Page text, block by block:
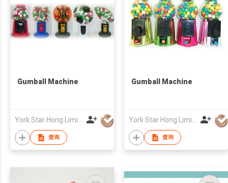
Gumball Machine
查询
Gumball Machine
查询